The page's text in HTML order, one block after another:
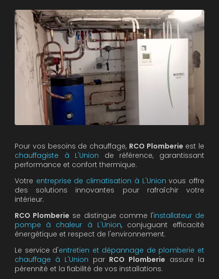
Pour vos besoins de chauffage, RCO Plomberie est le
chauffagiste à L'Union de référence, garantissant
performance et confort thermique.
Votre entreprise de climatisation à L'Union vous offre
des solutions innovantes pour rafraîchir votre
intérieur.
RCO Plomberie se distingue comme l'installateur de
pompe à chaleur à L'Union, conjuguant efficacité
énergétique et respect de l'environnement.
Le service d'entretien et dépannage de plomberie et
chauffage à L'Union par RCO Plomberie assure la
pérennité et la fiabilité de vos installations.